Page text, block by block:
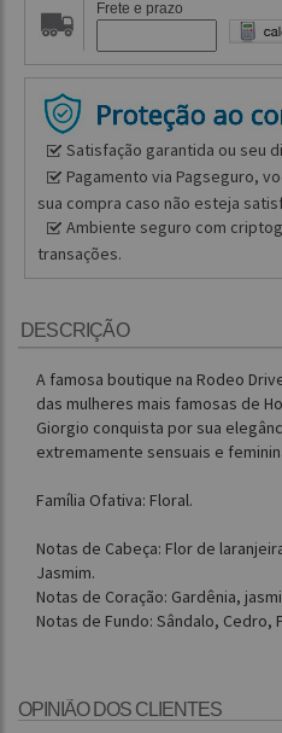
Frete e prazo
Satisfação garantida ou seu
Pagamento via Pagseguro,
sua compra caso não esteja
Ambiente seguro com
transações.
DESCRIÇÃO
A famosa boutique na Rodeo
das mulheres mais famosas de
Giorgio conquista por sua
extremamente sensuais e
Família Ofativa: Floral.
Notas de Cabeça: Flor de
Jasmim.
Notas de Coração: Gardênia,
Notas de Fundo: Sândalo, Cedro,
OPINIÃO DOS CLIENTES